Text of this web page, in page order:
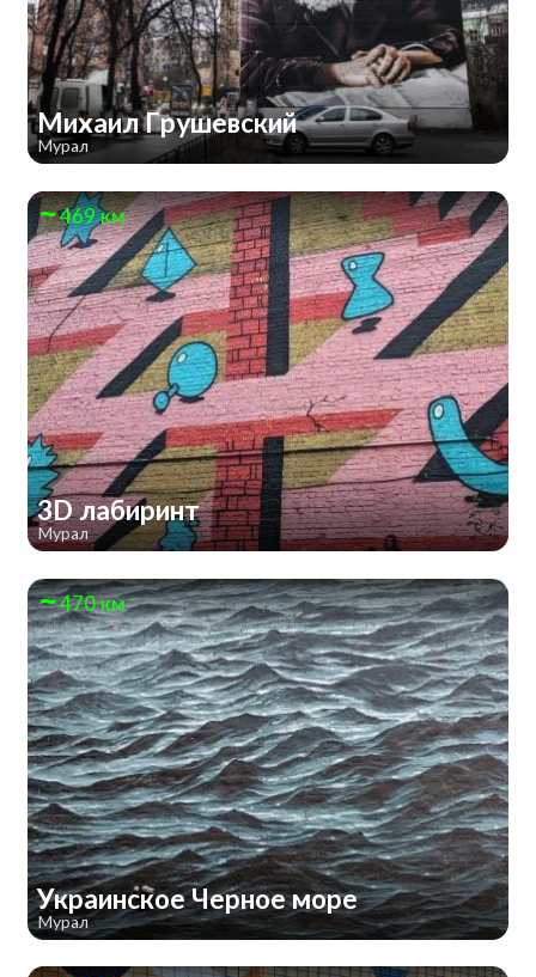
Михаил Грушевский
Мурал
469 км
3D лабиринт
Мурал
470 км
Украинское Черное море
Мурал